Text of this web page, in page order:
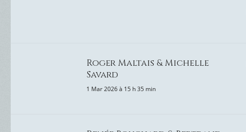
Roger Maltais & Michelle
Savard
1 Mar 2026 à 15 h 35 min